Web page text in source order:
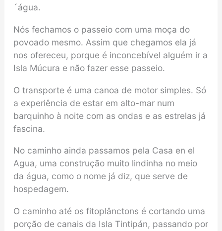
´água.
Nós fechamos o passeio com uma moça do
povoado mesmo. Assim que chegamos ela já
nos ofereceu, porque é inconcebível alguém ir a
Isla Múcura e não fazer esse passeio.
O transporte é uma canoa de motor simples. Só
a experiência de estar em alto-mar num
barquinho à noite com as ondas e as estrelas já
fascina.
No caminho ainda passamos pela Casa en el
Agua, uma construção muito lindinha no meio
da água, como o nome já diz, que serve de
hospedagem.
O caminho até os fitoplânctons é cortando uma
porção de canais da Isla Tintipán, passando por